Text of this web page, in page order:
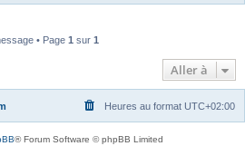
• Page 1 sur 1
Aller à
Heures au format UTC+02:00
® Forum Software © phpBB Limited